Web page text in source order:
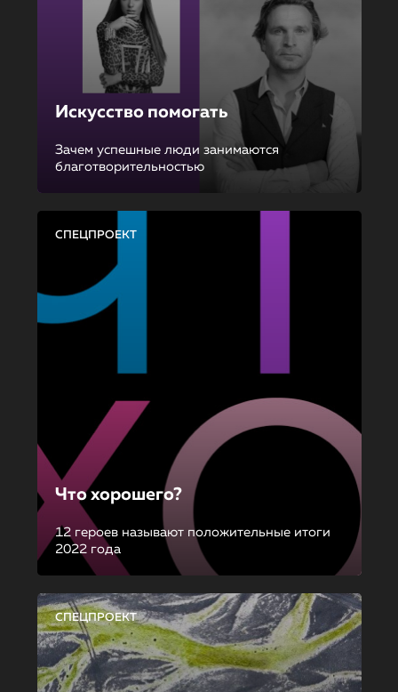
Искусство помогать
Зачем успешные люди занимаются
благотворительностью
СПЕЦПРОЕКТ
Что хорошего?
12 героев называют положительные итоги
2022 года
СПЕЦПРОЕКТ